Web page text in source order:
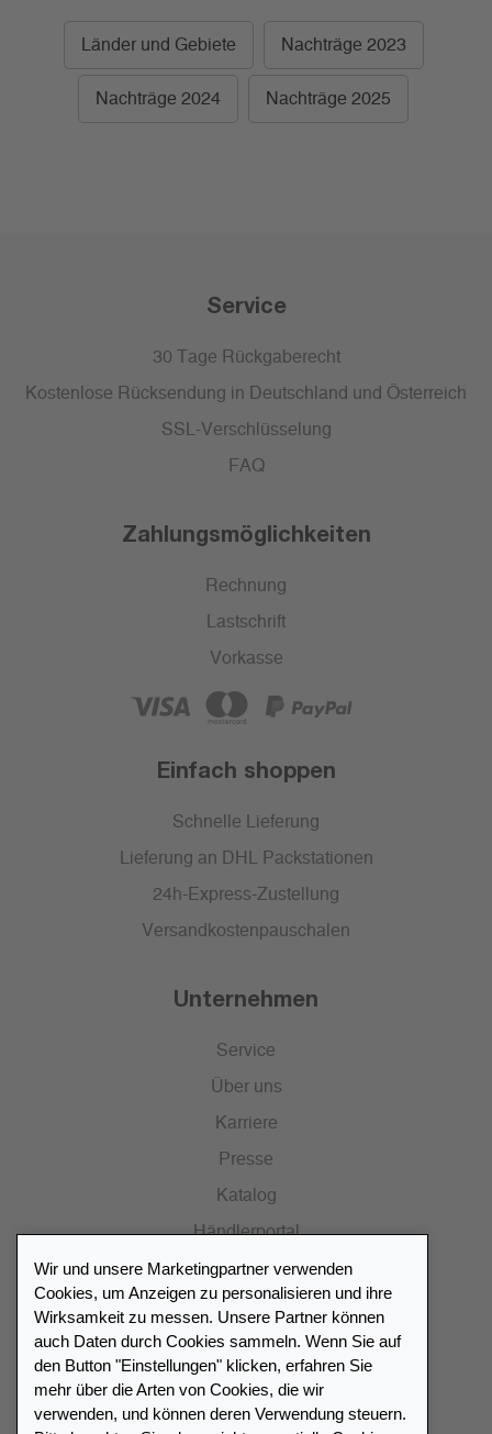
Länder und Gebiete Nachträge 2023
Nachträge 2024 Nachträge 2025
Service
30 Tage Rückgaberecht
Kostenlose Rücksendung in Deutschland und Österreich
SSL-Verschlüsselung
FAQ
Zahlungsmöglichkeiten
Rechnung
Lastschrift
Vorkasse
Einfach shoppen
Schnelle Lieferung
Lieferung an DHL Packstationen
24h-Express-Zustellung
Versandkostenpauschalen
Unternehmen
Service
Über uns
Karriere
Presse
Katalog
Händlerportal
Händlerverzeichnis
Meinen Leuchtturm Händler finden
Wir und unsere Marketingpartner verwenden
Cookies, um Anzeigen zu personalisieren und ihre
Wirksamkeit zu messen. Unsere Partner können
auch Daten durch Cookies sammeln. Wenn Sie auf
den Button "Einstellungen" klicken, erfahren Sie
mehr über die Arten von Cookies, die wir
verwenden, und können deren Verwendung steuern.